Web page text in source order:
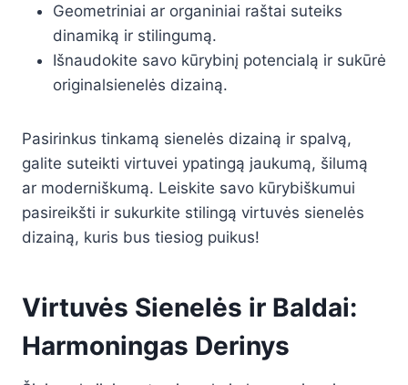
Geometriniai ar organiniai raštai suteiks
dinamiką ir stilingumą.
Išnaudokite savo kūrybinį potencialą ir sukūrė
originalsienelės dizainą.
Pasirinkus tinkamą sienelės dizainą ir spalvą,
galite suteikti virtuvei ypatingą jaukumą, šilumą
ar moderniškumą. Leiskite savo kūrybiškumui
pasireikšti ir sukurkite stilingą virtuvės sienelės
dizainą, kuris bus tiesiog puikus!
Virtuvės Sienelės ir Baldai:
Harmoningas Derinys